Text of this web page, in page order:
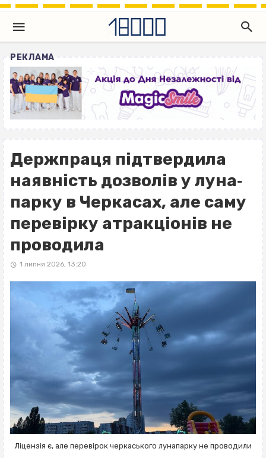
РЕКЛАМА
Держпраця підтвердила
наявність дозволів у луна‐
парку в Черкасах, але саму
перевірку атракціонів не
проводила
1 липня 2026, 13:20
Ліцензія є, але перевірок черкаського лунапарку не проводили